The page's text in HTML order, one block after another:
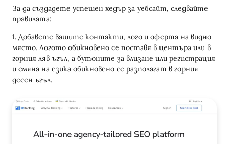
За да създадете успешен хедър за уебсайт, следвайте
правилата:
1. Добавете вашите контакти, лого и оферта на видно
място. Логото обикновено се поставя в центъра или в
горния ляв ъгъл, а бутоните за влизане или регистрация
и смяна на езика обикновено се разполагат в горния
десен ъгъл.